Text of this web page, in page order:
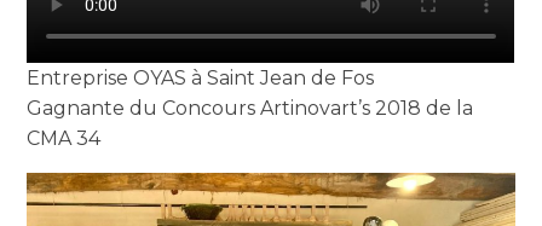
Entreprise OYAS à Saint Jean de Fos
Gagnante du Concours Artinovart’s 2018 de la
CMA 34